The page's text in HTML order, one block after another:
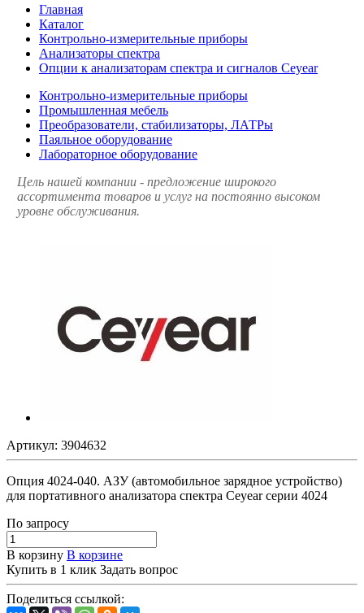
Главная
Каталог
Контрольно-измерительные приборы
Анализаторы спектра
Опции к анализаторам спектра и сигналов Ceyear
Контрольно-измерительные приборы
Промышленная мебель
Преобразователи, стабилизаторы, ЛАТРы
Паяльное оборудование
Лабораторное оборудование
Цель нашей компании - предложение широкого
ассортимента товаров и услуг на постоянно высоком
уровне обслуживания.
Артикул: 3904632
Опция 4024-040. АЗУ (автомобильное зарядное устройство)
для портативного анализатора спектра Ceyear серии 4024
По запросу
В корзину В корзине
Купить в 1 клик Задать вопрос
Поделиться ссылкой: